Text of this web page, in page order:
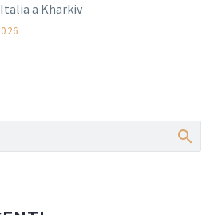
a Kharkiv